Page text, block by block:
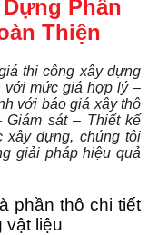
Phần
Thiện
thi công xây dựng
với mức giá hợp lý –
với báo giá xây thô
sát – Thiết kế
xây dựng, chúng tôi
giải pháp hiệu quả
phần thô chi tiết
vật liệu